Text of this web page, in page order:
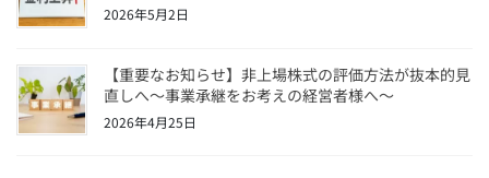
2026年5月2日
【重要なお知らせ】非上場株式の評価方法が抜本的見
直しへ～事業承継をお考えの経営者様へ～
2026年4月25日